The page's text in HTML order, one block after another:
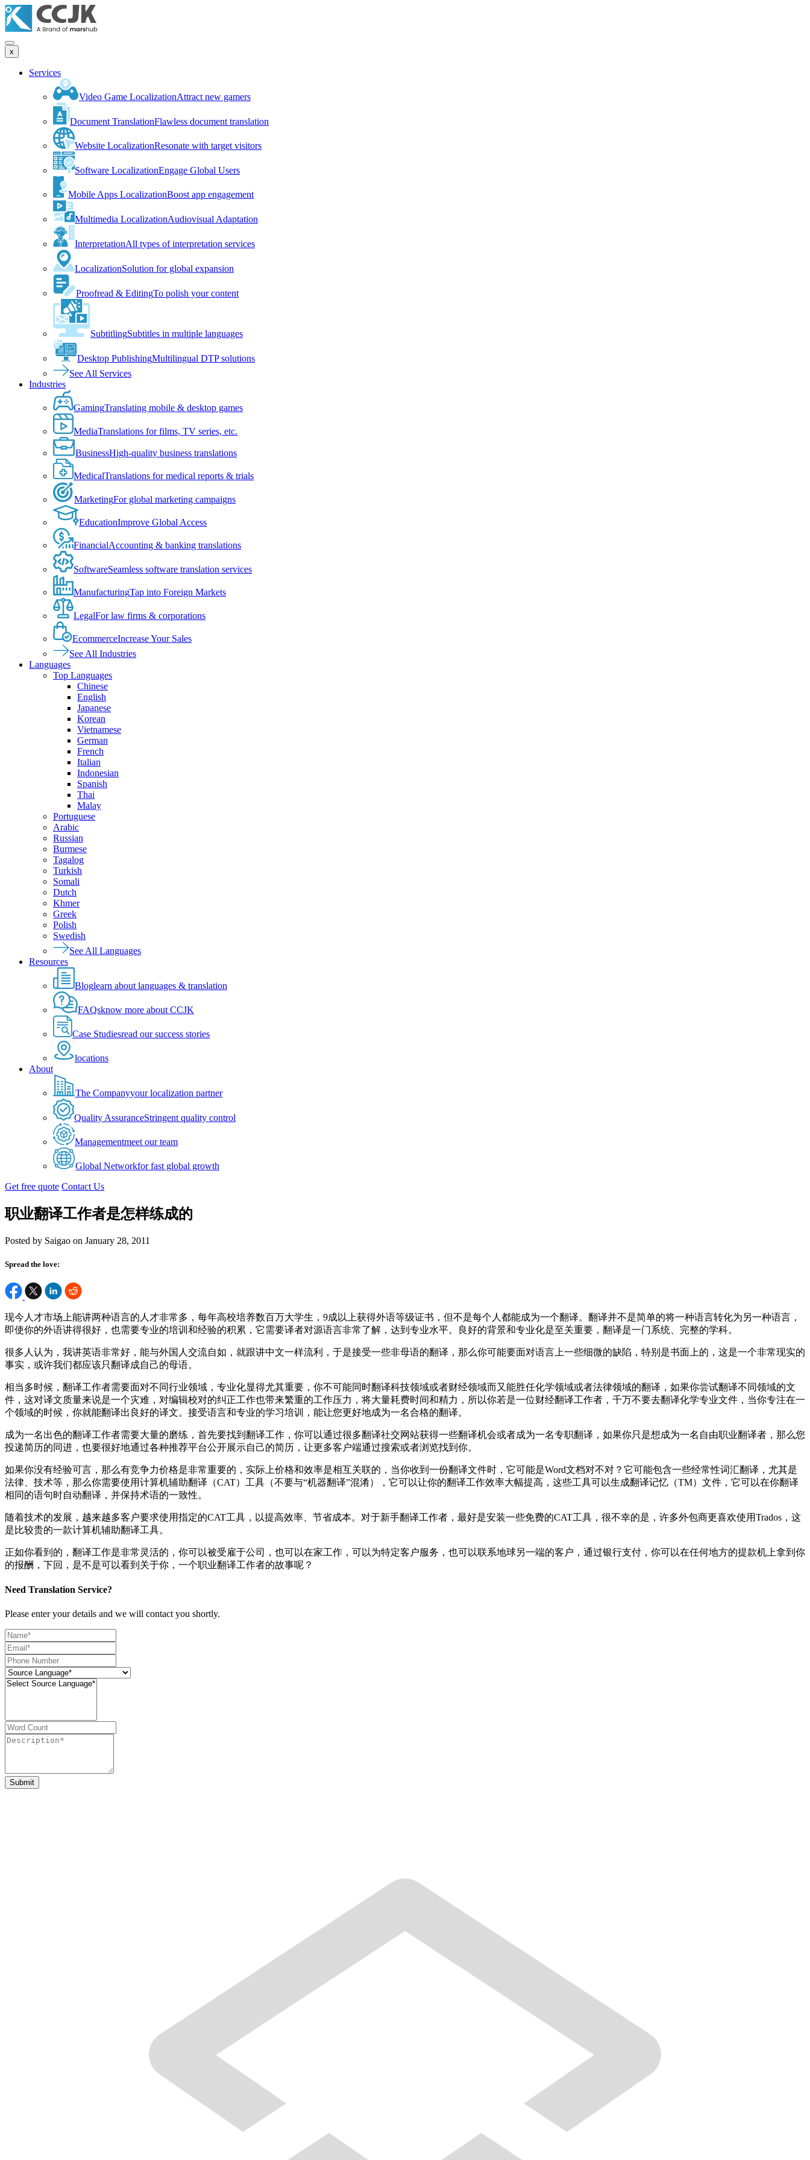
x
Services
Video Game LocalizationAttract new gamers
Document TranslationFlawless document translation
Website LocalizationResonate with target visitors
Software LocalizationEngage Global Users
Mobile Apps LocalizationBoost app engagement
Multimedia LocalizationAudiovisual Adaptation
InterpretationAll types of interpretation services
LocalizationSolution for global expansion
Proofread & EditingTo polish your content
SubtitlingSubtitles in multiple languages
Desktop PublishingMultilingual DTP solutions
See All Services
Industries
GamingTranslating mobile & desktop games
MediaTranslations for films, TV series, etc.
BusinessHigh-quality business translations
MedicalTranslations for medical reports & trials
MarketingFor global marketing campaigns
EducationImprove Global Access
FinancialAccounting & banking translations
SoftwareSeamless software translation services
ManufacturingTap into Foreign Markets
LegalFor law firms & corporations
EcommerceIncrease Your Sales
See All Industries
Languages
Top Languages
Chinese
English
Japanese
Korean
Vietnamese
German
French
Italian
Indonesian
Spanish
Thai
Malay
Portuguese
Arabic
Russian
Burmese
Tagalog
Turkish
Somali
Dutch
Khmer
Greek
Polish
Swedish
See All Languages
Resources
Bloglearn about languages & translation
FAQsknow more about CCJK
Case Studiesread our success stories
locations
About
The Companyyour localization partner
Quality AssuranceStringent quality control
Managementmeet our team
Global Networkfor fast global growth
Get free quote Contact Us
职业翻译工作者是怎样练成的
Posted by Saigao on January 28, 2011
Spread the love:
现今人才市场上能讲两种语言的人才非常多，每年高校培养数百万大学生，9成以上获得外语等级证书，但不是每个人都能成为一个翻译。翻译并不是简单的将一种语言转化为另一种语言，
即使你的外语讲得很好，也需要专业的培训和经验的积累，它需要译者对源语言非常了解，达到专业水平。良好的背景和专业化是至关重要，翻译是一门系统、完整的学科。
很多人认为，我讲英语非常好，能与外国人交流自如，就跟讲中文一样流利，于是接受一些非母语的翻译，那么你可能要面对语言上一些细微的缺陷，特别是书面上的，这是一个非常现实的
事实，或许我们都应该只翻译成自己的母语。
相当多时候，翻译工作者需要面对不同行业领域，专业化显得尤其重要，你不可能同时翻译科技领域或者财经领域而又能胜任化学领域或者法律领域的翻译，如果你尝试翻译不同领域的文
件，这对译文质量来说是一个灾难，对编辑校对的纠正工作也带来繁重的工作压力，将大量耗费时间和精力，所以你若是一位财经翻译工作者，千万不要去翻译化学专业文件，当你专注在一
个领域的时候，你就能翻译出良好的译文。接受语言和专业的学习培训，能让您更好地成为一名合格的翻译。
成为一名出色的翻译工作者需要大量的磨练，首先要找到翻译工作，你可以通过很多翻译社交网站获得一些翻译机会或者成为一名专职翻译，如果你只是想成为一名自由职业翻译者，那么您
投递简历的同进，也要很好地通过各种推荐平台公开展示自己的简历，让更多客户端通过搜索或者浏览找到你。
如果你没有经验可言，那么有竞争力价格是非常重要的，实际上价格和效率是相互关联的，当你收到一份翻译文件时，它可能是Word文档对不对？它可能包含一些经常性词汇翻译，尤其是
法律、技术等，那么你需要使用计算机辅助翻译（CAT）工具（不要与“机器翻译”混淆），它可以让你的翻译工作效率大幅提高，这些工具可以生成翻译记忆（TM）文件，它可以在你翻译
相同的语句时自动翻译，并保持术语的一致性。
随着技术的发展，越来越多客户要求使用指定的CAT工具，以提高效率、节省成本。对于新手翻译工作者，最好是安装一些免费的CAT工具，很不幸的是，许多外包商更喜欢使用Trados，这
是比较贵的一款计算机辅助翻译工具。
正如你看到的，翻译工作是非常灵活的，你可以被受雇于公司，也可以在家工作，可以为特定客户服务，也可以联系地球另一端的客户，通过银行支付，你可以在任何地方的提款机上拿到你
的报酬，下回，是不是可以看到关于你，一个职业翻译工作者的故事呢？
Need Translation Service?
Please enter your details and we will contact you shortly.